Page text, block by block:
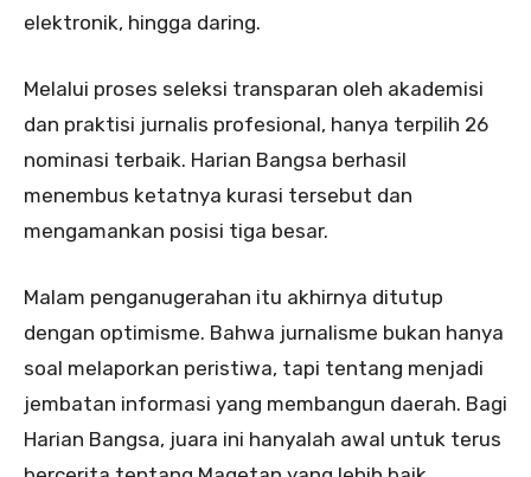
elektronik, hingga daring.
Melalui proses seleksi transparan oleh akademisi
dan praktisi jurnalis profesional, hanya terpilih 26
nominasi terbaik. Harian Bangsa berhasil
menembus ketatnya kurasi tersebut dan
mengamankan posisi tiga besar.
Malam penganugerahan itu akhirnya ditutup
dengan optimisme. Bahwa jurnalisme bukan hanya
soal melaporkan peristiwa, tapi tentang menjadi
jembatan informasi yang membangun daerah. Bagi
Harian Bangsa, juara ini hanyalah awal untuk terus